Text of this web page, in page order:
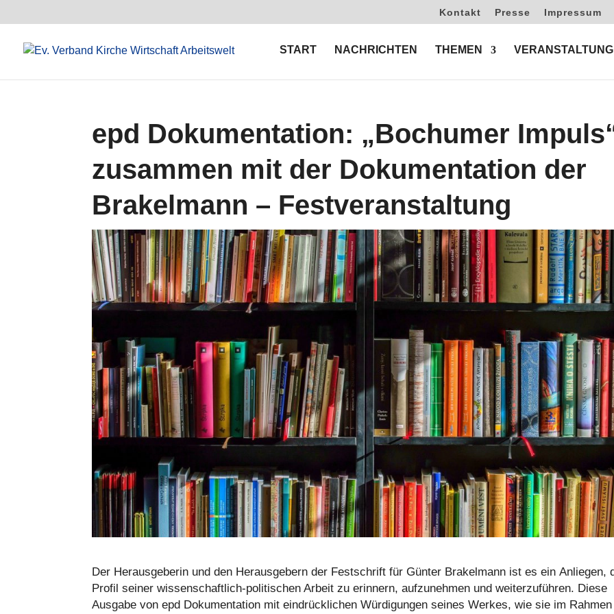
Kontakt Presse Impressum
START NACHRICHTEN THEMEN
epd Dokumentation: „Bochumer
zusammen mit der Dokumentation der
Brakelmann – Festveranstaltung
Der Her­aus­ge­be­rin und den Her­aus­ge­bern der Fest­schrift für Günter Bra­kel­mann ist es ein Anliegen,
Profil seiner wis­sen­schaft­lich-poli­ti­schen Arbeit zu erinnern, auf­zu­neh­men und wei­ter­zu­füh­ren. Diese
Ausgabe von epd Doku­men­ta­tion mit ein­drück­li­chen Wür­di­gun­gen seines Werkes, wie sie im Rahmen